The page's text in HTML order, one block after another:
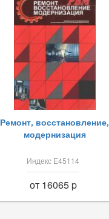
Ремонт, восстановление,
модернизация
Индекс Е45114
от 16065 p